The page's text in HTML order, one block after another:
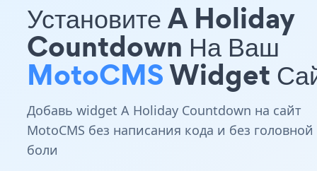
Установите A Holiday
Countdown На Ваш
MotoCMSWidget
Добавь widget A Holiday Countdown на сайт
MotoCMS без написания кода и без головной
боли